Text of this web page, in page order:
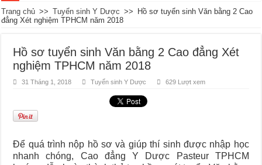
Trang chủ >> Tuyển sinh Y Dược >>
Hồ sơ tuyển sinh Văn bằng 2 Cao
đẳng Xét nghiệm TPHCM năm 2018
Hồ sơ tuyển sinh Văn bằng 2 Cao đẳng Xét
nghiệm TPHCM năm 2018
31 Tháng 1, 2018 Tuyển sinh Y Dược 629 Lượt xem
Để quá trình nộp hồ sơ và giúp thí sinh được nhập học
nhanh chóng, Cao đẳng Y Dược Pasteur TPHCM